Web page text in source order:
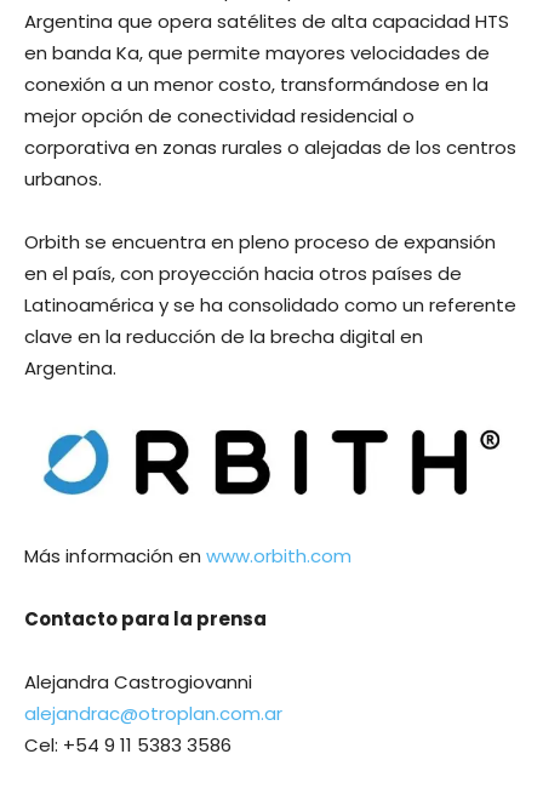
Argentina que opera satélites de alta capacidad HTS
en banda Ka, que permite mayores velocidades de
conexión a un menor costo, transformándose en la
mejor opción de conectividad residencial o
corporativa en zonas rurales o alejadas de los centros
urbanos.
Orbith se encuentra en pleno proceso de expansión
en el país, con proyección hacia otros países de
Latinoamérica y se ha consolidado como un referente
clave en la reducción de la brecha digital en
Argentina.
Más información en www.orbith.com
Contacto para la prensa
Alejandra Castrogiovanni
alejandrac@otroplan.com.ar
Cel: +54 9 11 5383 3586